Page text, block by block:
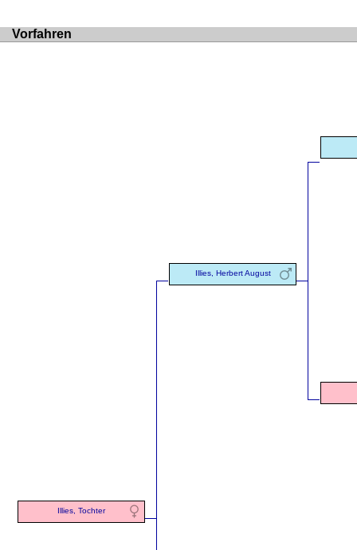
Vorfahren
Illies, Tochter
Illies, Herbert August